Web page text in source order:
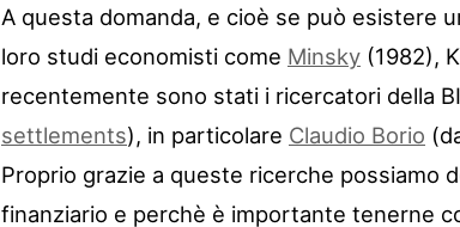
A questa domanda, e cioè se può esistere
loro studi economisti come Minsky (1982),
recentemente sono stati i ricercatori della
settlements), in particolare Claudio Borio
Proprio grazie a queste ricerche possiamo
finanziario e perchè è importante tenerne